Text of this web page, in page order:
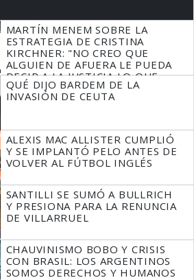
MARTÍN MENEM SOBRE LA
ESTRATEGIA DE CRISTINA
KIRCHNER: "NO CREO QUE
ALGUIEN DE AFUERA LE PUEDA
DECIR A LA JUSTICIA LO QUE
TIENE QUE HACER"
QUÉ DIJO BARDEM DE LA
INVASIÓN DE CEUTA
ALEXIS MAC ALLISTER CUMPLIÓ
Y SE IMPLANTÓ PELO ANTES DE
VOLVER AL FÚTBOL INGLÉS
SANTILLI SE SUMÓ A BULLRICH
Y PRESIONA PARA LA RENUNCIA
DE VILLARRUEL
CHAUVINISMO BOBO Y CRISIS
CON BRASIL: LOS ARGENTINOS
SOMOS DERECHOS Y HUMANOS